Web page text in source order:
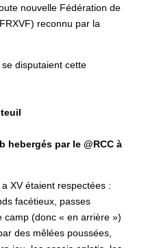
nouvelle Fédération de
reconnu par la
disputaient cette
hebergés par le @RCC à
XV étaient respectées :
facétieux, passes
camp (donc « en arrière »)
des mêlées poussées,